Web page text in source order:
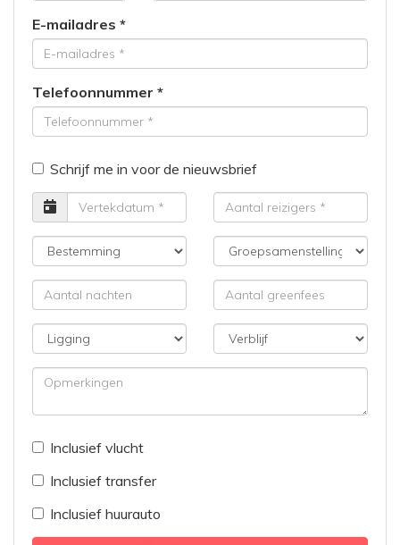
E-mailadres
Telefoonnummer
Schrijf me in voor de nieuwsbrief
Vertrekdatum
Aantal
reizigers
Bestemming
Groepsamenstelling
Aantal
nachten
Aantal
greenfees
Ligging
Verblijf
Opmerkingen
Inclusief vlucht
Inclusief transfer
Inclusief huurauto